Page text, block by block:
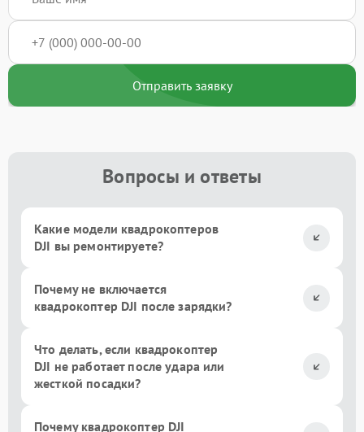
Отправить заявку
Вопросы и ответы
Какие модели квадрокоптеров
DJI вы ремонтируете?
Почему не включается
квадрокоптер DJI после зарядки?
Что делать, если квадрокоптер
DJI не работает после удара или
жесткой посадки?
Почему квадрокоптер DJI